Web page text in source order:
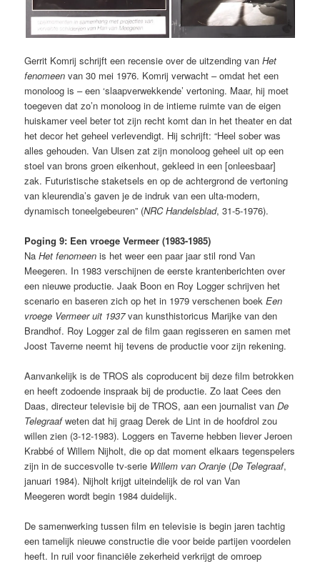
Gerrit Komrij schrijft een recensie over de uitzending vanHet
fenomeen van 30 mei 1976. Komrij verwacht – omdat het een
monoloog is – een ‘slaapverwekkende’ vertoning. Maar, hij moet
toegeven dat zo’n monoloog in de intieme ruimte van de eigen
huiskamer veel beter tot zijn recht komt dan in het theater en dat
het decor het geheel verlevendigt. Hij schrijft: “Heel sober was
alles gehouden. Van Ulsen zat zijn monoloog geheel uit op een
stoel van brons groen eikenhout, gekleed in een [onleesbaar]
zak. Futuristische staketsels en op de achtergrond de vertoning
van kleurendia’s gaven je de indruk van een ulta-modern,
dynamisch toneelgebeuren” (NRC Handelsblad, 31-5-1976).
Poging 9: Een vroege Vermeer (1983-1985)
NaHet fenomeen is het weer een paar jaar stil rond Van
Meegeren. In 1983 verschijnen de eerste krantenberichten over
een nieuwe productie. Jaak Boon en Roy Logger schrijven het
scenario en baseren zich op het in 1979 verschenen boekEen
vroege Vermeer uit 1937van kunsthistoricus Marijke van den
Brandhof. Roy Logger zal de film gaan regisseren en samen met
Joost Taverne neemt hij tevens de productie voor zijn rekening.
Aanvankelijk is de TROS als coproducent bij deze film betrokken
en heeft zodoende inspraak bij de productie. Zo laat Cees den
Daas, directeur televisie bij de TROS, aan een journalist vanDe
Telegraafweten dat hij graag Derek de Lint in de hoofdrol zou
willen zien (3-12-1983). Loggers en Taverne hebben liever Jeroen
Krabbé of Willem Nijholt, die op dat moment elkaars tegenspelers
zijn in de succesvolle tv-serie Willem van Oranje (De Telegraaf,
januari 1984). Nijholt krijgt uiteindelijk de rol van Van
Meegeren wordt begin 1984 duidelijk.
De samenwerking tussen film en televisie is begin jaren tachtig
een tamelijk nieuwe constructie die voor beide partijen voordelen
heeft. In ruil voor financiële zekerheid verkrijgt de omroep